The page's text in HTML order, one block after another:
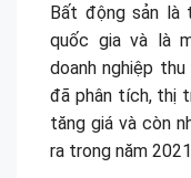
Bất động sản là
quốc gia và là
doanh nghiệp
đã phân tích, thị
tăng giá và còn
ra trong năm